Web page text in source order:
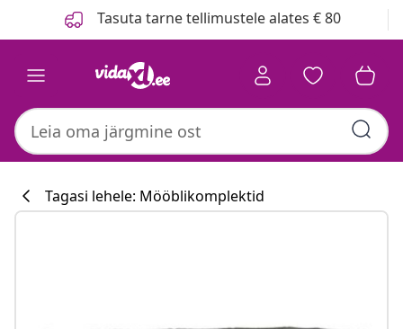
Tasuta tarne tellimustele alates € 80
Tagasi lehele: Mööblikomplektid